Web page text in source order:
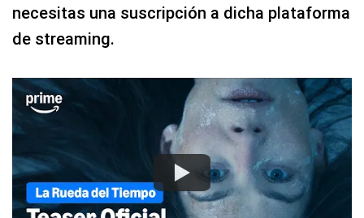
necesitas una suscripción a dicha plataforma
de streaming.